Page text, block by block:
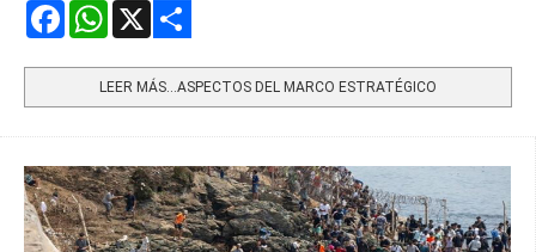
FacebookWhatsApp
LEER MÁS…ASPECTOS DEL MARCO ESTRATÉGICO